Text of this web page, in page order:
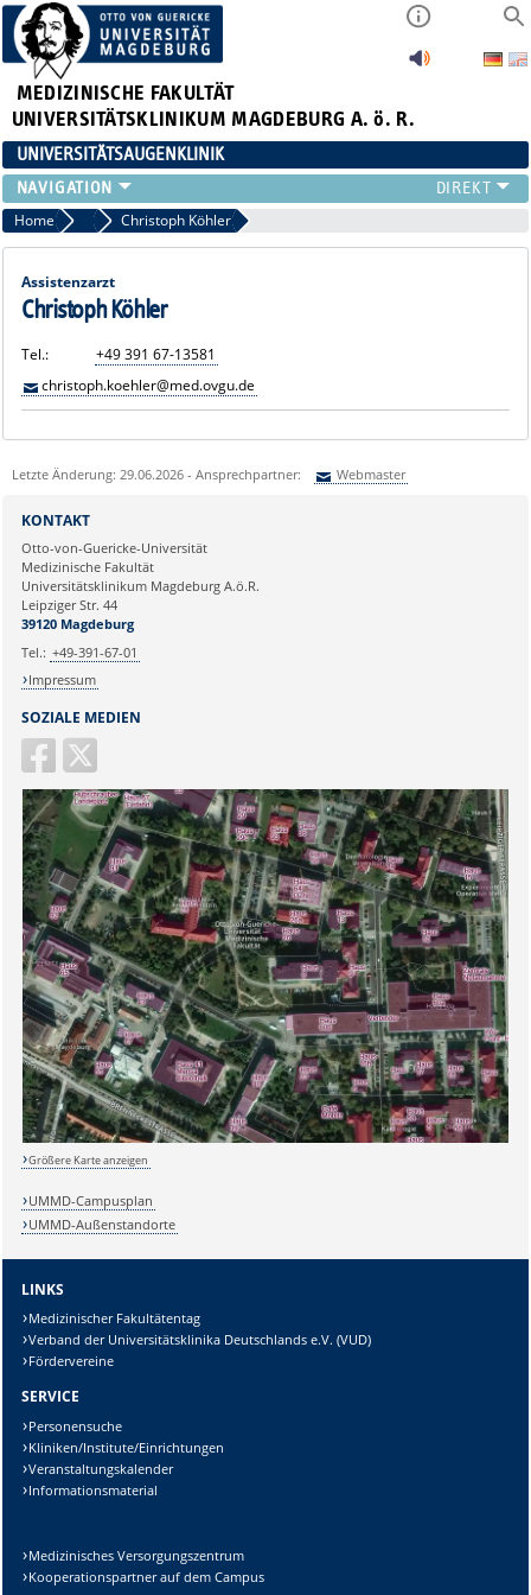
MEDIZINISCHE FAKULTÄT
UNIVERSITÄTSKLINIKUM MAGDEBURG A. ö. R.
UNIVERSITÄTSAUGENKLINIK
AKTUELLES
KLINIK
TEAM
FORSCHUNG
ZUWEISER
KONTAKT
Home Ärztliche Mitarbeiterinnen und Mitarbeiter
Christoph Köhler
Assistenzarzt
Christoph Köhler
Tel.:
+49 391 67-13581
christoph.koehler@med.ovgu.de
Letzte Änderung: 29.06.2026 - Ansprechpartner: Webmaster
Ihre E-Mailadresse:
Ihr Anliegen:
Sicherheitsabfrage:
Lösung:
SOZIALE MEDIEN
KONTAKT
Otto-von-Guericke-Universität
Medizinische Fakultät
Universitätsklinikum Magdeburg A.ö.R.
Leipziger Str. 44
39120 Magdeburg
Tel.: +49-391-67-01
Impressum
Größere Karte anzeigen
UMMD-Campusplan
UMMD-Außenstandorte
LINKS
Medizinischer Fakultätentag
Verband der Universitätsklinika Deutschlands e.V. (VUD)
Fördervereine
SERVICE
Personensuche
Kliniken/Institute/Einrichtungen
Veranstaltungskalender
Informationsmaterial
Medizinisches Versorgungszentrum
Kooperationspartner auf dem Campus